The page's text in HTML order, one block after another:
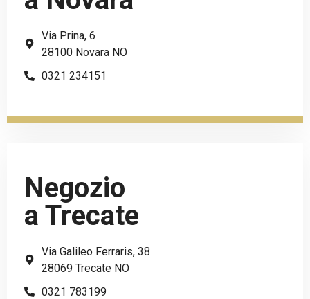
Via Prina, 6
28100 Novara NO
0321 234151
Negozio
a Trecate
Via Galileo Ferraris, 38
28069 Trecate NO
0321 783199